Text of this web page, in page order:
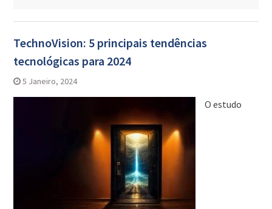
TechnoVision: 5 principais tendências
tecnológicas para 2024
5 Janeiro, 2024
O estudo